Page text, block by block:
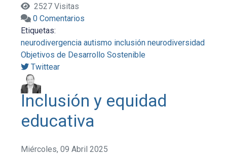
2527 Visitas
0 Comentarios
Etiquetas:
neurodivergencia autismo inclusión neurodiversidad
Objetivos de Desarrollo Sostenible
Twittear
Inclusión y equidad
educativa
Miércoles, 09 Abril 2025